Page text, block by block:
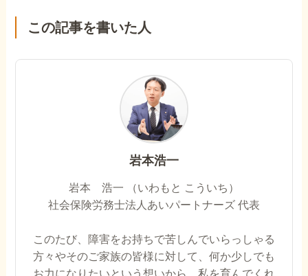
この記事を書いた人
岩本浩一
岩本 浩一 （いわもと こういち）
社会保険労務士法人あいパートナーズ 代表
このたび、障害をお持ちで苦しんでいらっしゃる
方々やそのご家族の皆様に対して、何か少しでも
お力になりたいという想いから、私を育んでくれ